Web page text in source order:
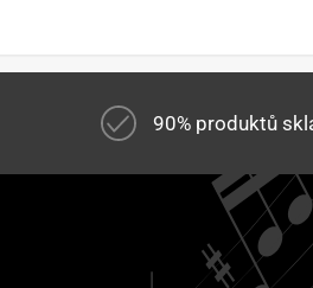
90% produktů